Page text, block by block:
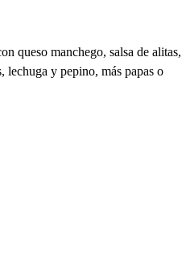
queso manchego, salsa de alitas,
lechuga y pepino, más papas o